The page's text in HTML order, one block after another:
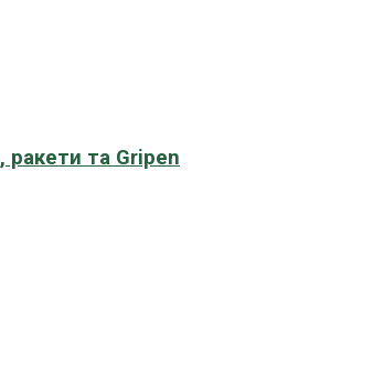
ракети та Gripen